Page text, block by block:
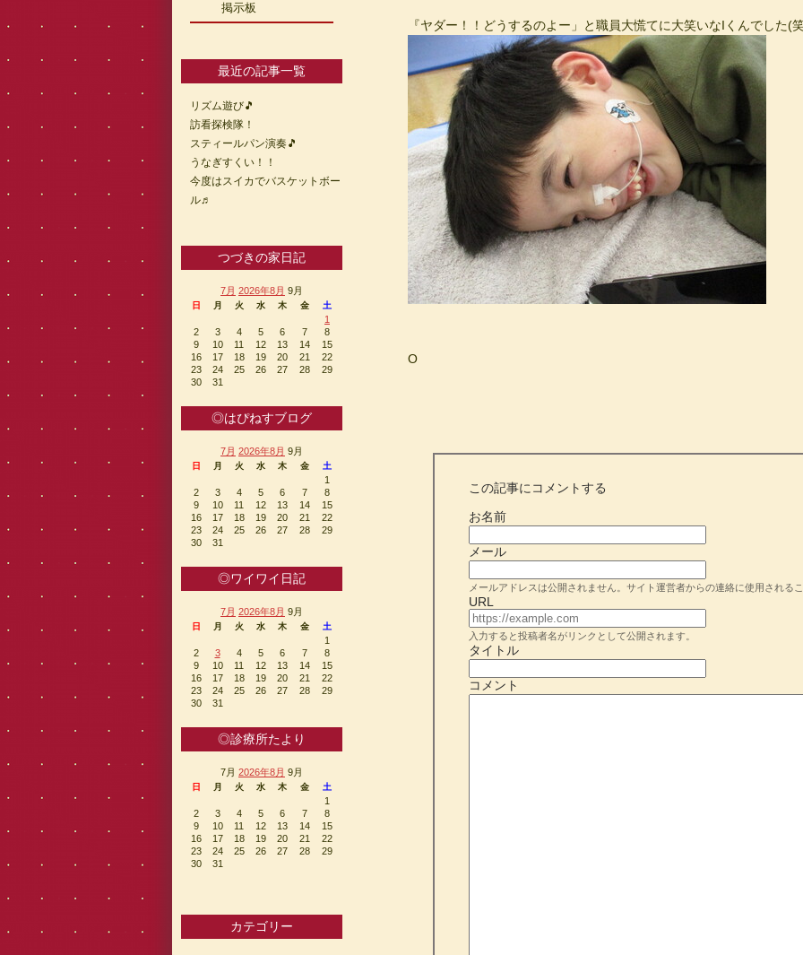
『ヤダー！！どうするのよー」と職員大慌てに大笑いなIくんでした(
O
この記事にコメントする
お名前
メール
メールアドレスは公開されません。サイト運営者からの連絡に使用される
URL
入力すると投稿者名がリンクとして公開されます。
タイトル
コメント
掲示板
最近の記事一覧
リズム遊び🎵
訪看探検隊！
スティールパン演奏🎵
うなぎすくい！！
今度はスイカでバスケットボー
ル♬
つづきの家日記
7月 2026年8月 9月
日 月 火 水 木 金 土
1
2
3 4 5 6 7
8
9
10 11 12 13 14
15
16
17 18 19 20 21
22
23
24 25 26 27 28
29
30
31
◎はぴねすブログ
7月 2026年8月 9月
日 月 火 水 木 金 土
1
2
3 4 5 6 7
8
9
10 11 12 13 14
15
16
17 18 19 20 21
22
23
24 25 26 27 28
29
30
31
◎ワイワイ日記
7月 2026年8月 9月
日 月 火 水 木 金 土
1
2
3 4 5 6 7
8
9
10 11 12 13 14
15
16
17 18 19 20 21
22
23
24 25 26 27 28
29
30
31
◎診療所たより
7月 2026年8月 9月
日 月 火 水 木 金 土
1
2
3 4 5 6 7
8
9
10 11 12 13 14
15
16
17 18 19 20 21
22
23
24 25 26 27 28
29
30
31
カテゴリー